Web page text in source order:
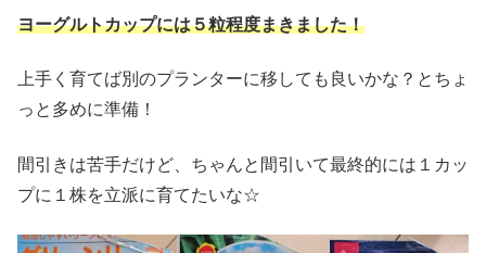
ヨーグルトカップには５粒程度まきました！
上手く育てば別のプランターに移しても良いかな？とちょ
っと多めに準備！
間引きは苦手だけど、ちゃんと間引いて最終的には１カッ
プに１株を立派に育てたいな☆